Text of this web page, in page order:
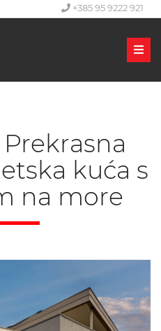
+385 95 9222 921
kuća s
na more